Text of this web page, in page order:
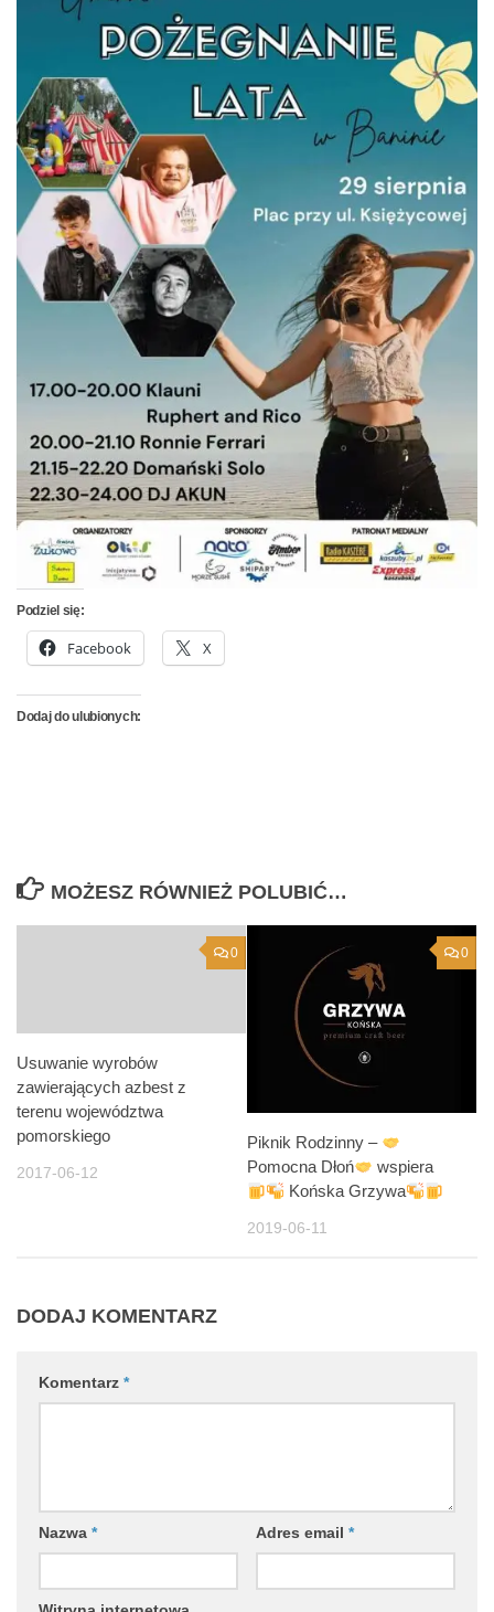
Podziel się:
Facebook X
Dodaj do ulubionych:
MOŻESZ RÓWNIEŻ POLUBIĆ…
0
Usuwanie wyrobów
zawierających azbest z
terenu województwa
pomorskiego
2017-06-12
0
Piknik Rodzinny –
Pomocna Dłoń
wspiera
Końska Grzywa
2019-06-11
DODAJ KOMENTARZ
Komentarz *
Nazwa * Adres email *